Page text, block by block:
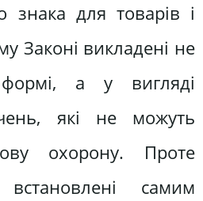
для товарів і
Законі викладені не
а у вигляді
які не можуть
охорону. Проте
самим